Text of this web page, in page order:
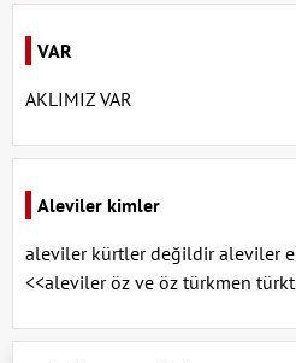
VAR
AKLIMIZ VAR
Aleviler kimler
aleviler kürtler değildir aleviler
<<aleviler öz ve öz türkmen